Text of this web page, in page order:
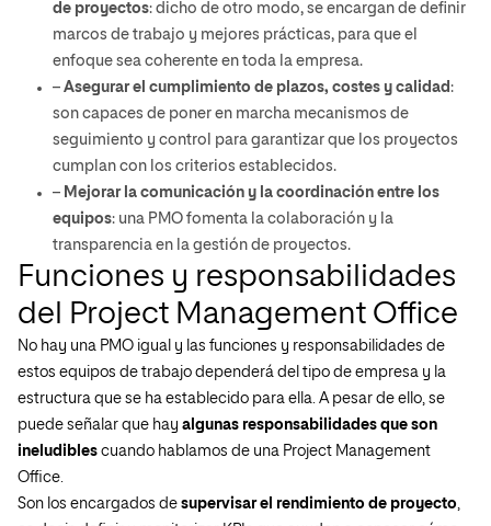
de proyectos: dicho de otro modo, se encargan de definir
marcos de trabajo y mejores prácticas, para que el
enfoque sea coherente en toda la empresa.
– Asegurar el cumplimiento de plazos, costes y calidad :
son capaces de poner en marcha mecanismos de
seguimiento y control para garantizar que los proyectos
cumplan con los criterios establecidos.
– Mejorar la comunicación y la coordinación entre los
equipos: una PMO fomenta la colaboración y la
transparencia en la gestión de proyectos.
Funciones y responsabilidades
del Project Management Office
No hay una PMO igual y las funciones y responsabilidades de
estos equipos de trabajo dependerá del tipo de empresa y la
estructura que se ha establecido para ella. A pesar de ello, se
puede señalar que hay algunas responsabilidades que son
ineludibles cuando hablamos de una Project Management
Office.
Son los encargados de supervisar el rendimiento de proyecto,